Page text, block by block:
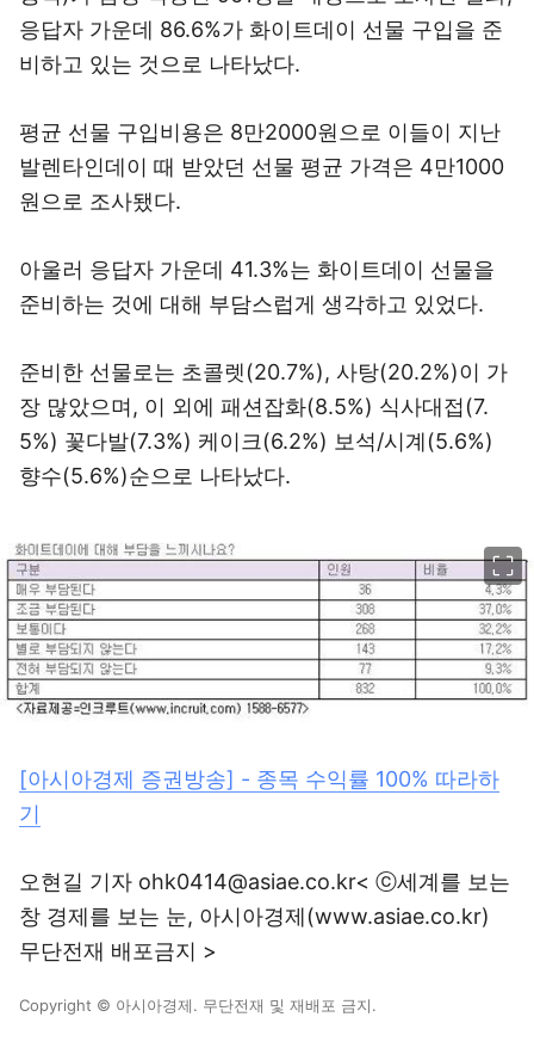
응답자 가운데 86.6%가 화이트데이 선물 구입을 준
비하고 있는 것으로 나타났다.
평균 선물 구입비용은 8만2000원으로 이들이 지난
발렌타인데이 때 받았던 선물 평균 가격은 4만1000
원으로 조사됐다.
아울러 응답자 가운데 41.3%는 화이트데이 선물을
준비하는 것에 대해 부담스럽게 생각하고 있었다.
준비한 선물로는 초콜렛(20.7%), 사탕(20.2%)이 가
장 많았으며, 이 외에 패션잡화(8.5%) 식사대접(7.
5%) 꽃다발(7.3%) 케이크(6.2%) 보석/시계(5.6%)
향수(5.6%)순으로 나타났다.
[아시아경제 증권방송] - 종목 수익률 100% 따라하
기
오현길 기자 ohk0414@asiae.co.kr< ⓒ세계를 보는
창 경제를 보는 눈, 아시아경제(www.asiae.co.kr)
무단전재 배포금지 >
Copyright © 아시아경제. 무단전재 및 재배포 금지.